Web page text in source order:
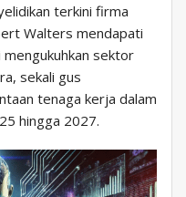
terkini firma
Walters mendapati
sektor
sekali gus
tenaga kerja dalam
hingga 2027.